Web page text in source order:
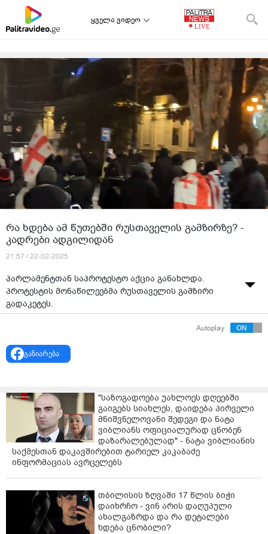
ყველა ვიდეო
რა ხდება ამ წუთებში რუსთაველის გამზირზე? -
კადრები ადგილიდან
21:57 / 22-02-2025
პარლამენტთან საპროტესტო აქცია განახლდა.
პროტესტის მონაწილეებმა რუსთაველის გამზირი
გადაკეტეს.
აქციის მონაწილეებს ადგილზე სხვადასხვა შინაარსის
დროშები აქვთ მიტანილი.
მოთხოვნებით შეიკრიბნენ - დაინიშნოს ახალი
არჩევნები და გათავისუფლდნენ აქციების პერიოდში
დაკავებული პირები.
ვიდეო: დათა თავაძე
Autoplay
გაზიარება
"საზოგადოება უახლოეს დღეებში
გაიგებს სიახლეს, დაიდება პირველი
მნიშვნელოვანი შედეგი და ნატა
ვიბლიანს ოფიციალურად ცნობენ
დაზარალებულად" - ნატა ვიბლიანის
საქმესთან დაკავშირებით ტარიელ კაკაბაძე
ინფორმაციას ავრცელებს
თბილისის ზღვაში 17 წლის ბიჭი
დაიხრჩო - ვინ არის დაღუპული
ახალგაზრდა და რა დეტალები
ხდება ცნობილი?